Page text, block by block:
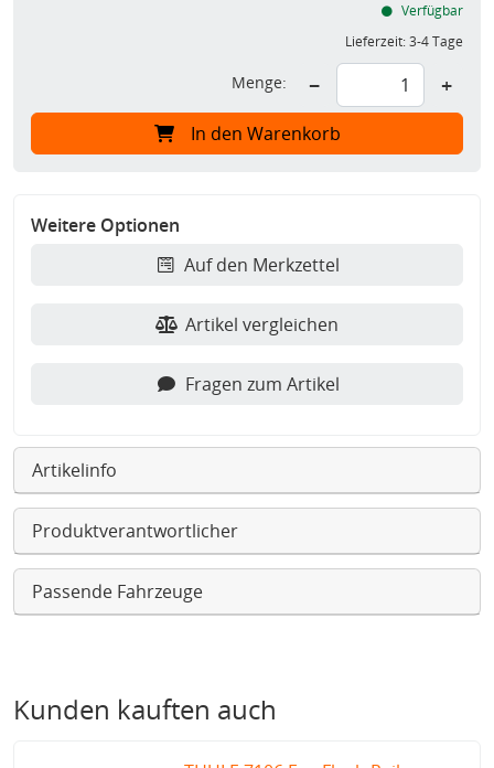
Verfügbar
Lieferzeit:3-4 Tage
Menge: − +
In den Warenkorb
Weitere Optionen
Auf den Merkzettel
Artikel vergleichen
Fragen zum Artikel
Artikelinfo
Produktverantwortlicher
Passende Fahrzeuge
Kunden kauften auch